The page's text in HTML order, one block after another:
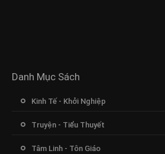
Danh Mục Sách
Kinh Tế - Khởi Nghiệp
Truyện - Tiểu Thuyết
Tâm Linh - Tôn Giáo